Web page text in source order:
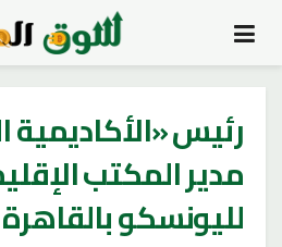
رئيس «الأكاديمية
مدير المكتب
لليونسكو